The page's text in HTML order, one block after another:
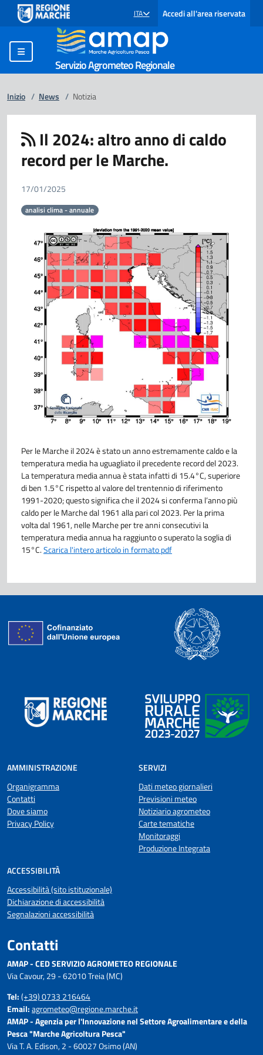
SELEZIONE LINGUA: LINGUA SELEZIONATA
ITA Accedi all'area riservata
Servizio Agrometeo Regionale
Inizio / News / Notizia
Il 2024: altro anno di caldo
record per le Marche.
17/01/2025
analisi clima - annuale
Per le Marche il 2024 è stato un anno estremamente caldo e la
temperatura media ha uguagliato il precedente record del 2023.
La temperatura media annua è stata infatti di 15.4°C, superiore
di ben 1.5°C rispetto al valore del trentennio di riferimento
1991-2020; questo significa che il 2024 si conferma l’anno più
caldo per le Marche dal 1961 alla pari col 2023. Per la prima
volta dal 1961, nelle Marche per tre anni consecutivi la
temperatura media annua ha raggiunto o superato la soglia di
15°C.Scarica l'intero articolo in formato pdf
AMMINISTRAZIONE
Organigramma
Contatti
Dove siamo
Privacy Policy
SERVIZI
Dati meteo giornalieri
Previsioni meteo
Notiziario agrometeo
Carte tematiche
Monitoraggi
Produzione Integrata
ACCESSIBILITÀ
Accessibilità (sito istituzionale)
Dichiarazione di accessibilità
Segnalazioni accessibilità
Contatti
AMAP - CED SERVIZIO AGROMETEO REGIONALE
Via Cavour, 29 - 62010 Treia (MC)
Tel:(+39) 0733 216464
Email:agrometeo@regione.marche.it
AMAP - Agenzia per l'Innovazione nel Settore Agroalimentare e della
Pesca "Marche Agricoltura Pesca"
Via T. A. Edison, 2 - 60027 Osimo (AN)